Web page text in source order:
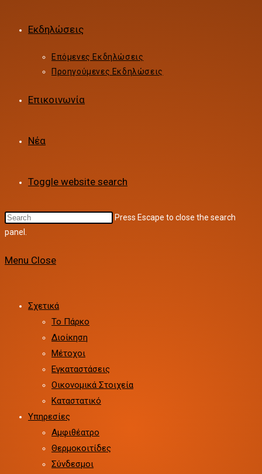
Εκδηλώσεις
Επόμενες Εκδηλώσεις
Προηγούμενες Εκδηλώσεις
Επικοινωνία
Νέα
Toggle website search
Press Escape to close the search
panel.
Menu Close
Σχετικά
Το Πάρκο
Διοίκηση
Μέτοχοι
Εγκαταστάσεις
Οικονομικά Στοιχεία
Καταστατικό
Υπηρεσίες
Αμφιθέατρο
Θερμοκοιτίδες
Σύνδεσμοι